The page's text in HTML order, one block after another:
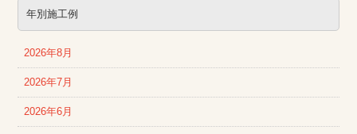
年別施工例
2026年8月
2026年7月
2026年6月